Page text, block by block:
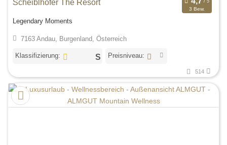
Scheiblhofer The Resort
3 Bew.
Legendary Moments
7163 Andau, Burgenland, Österreich
Klassifizierung: Preisniveau:
514